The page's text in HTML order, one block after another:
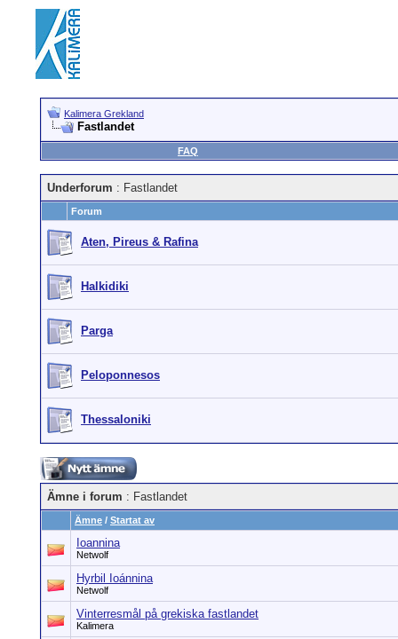
Kalimera Grekland
Fastlandet
FAQ
Underforum : Fastlandet
Forum
Aten, Pireus & Rafina
Halkidiki
Parga
Peloponnesos
Thessaloniki
Ämne i forum : Fastlandet
Ämne / Startat av
Ioannina
Netwolf
Hyrbil Ioánnina
Netwolf
Vinterresmål på grekiska fastlandet
Kalimera